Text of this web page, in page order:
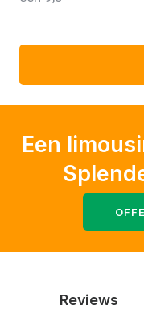
Een
Reviews